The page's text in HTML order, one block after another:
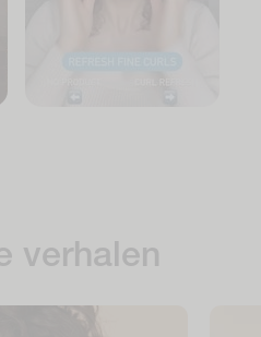
verhalen